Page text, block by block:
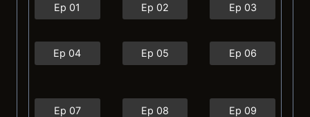
Ep 01 Ep 02 Ep 03
Ep 04 Ep 05 Ep 06
Ep 07 Ep 08 Ep 09